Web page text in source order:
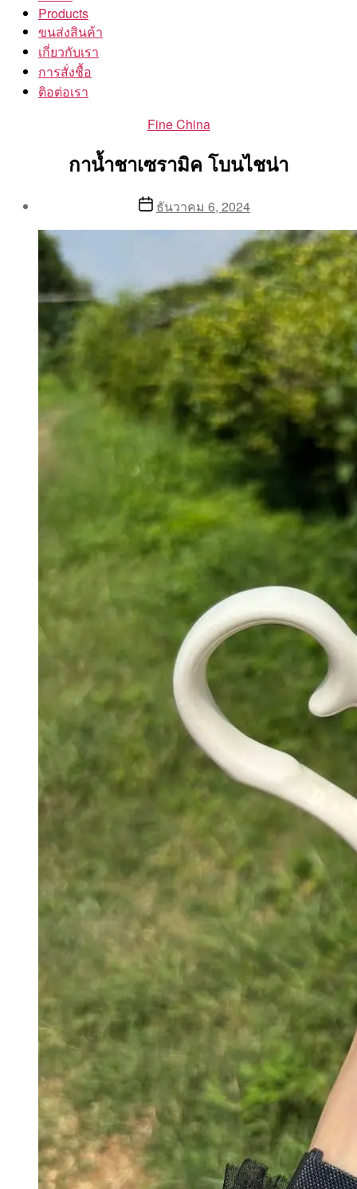
Products
ขนส่งสินค้า
เกี่ยวกับเรา
การสั่งชื้อ
ติอต่อเรา
Categories
Fine China
กาน้ำชาเซรามิค โบนไชน่า
By
Aea
Postธันวาคม 6, 2024